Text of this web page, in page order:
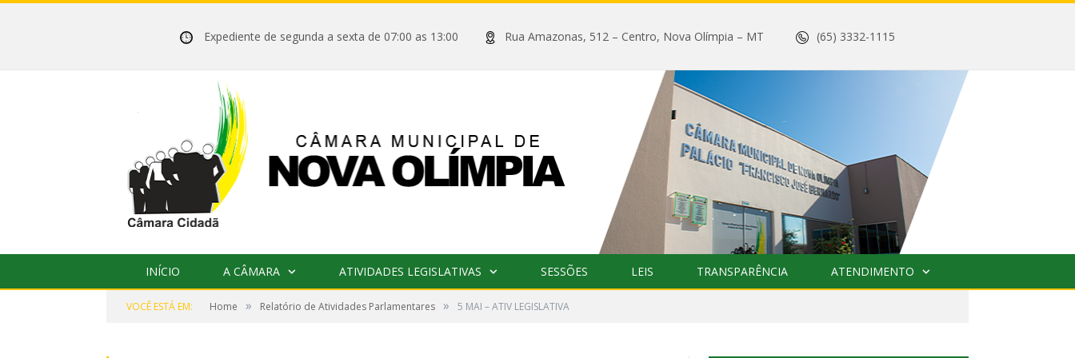
Expediente de segunda a sexta de 07:00 as 13:00 Rua Amazonas, 512 – Centro, Nova Olímpia – MT (65) 3332-1115
INÍCIO A CÂMARA ATIVIDADES LEGISLATIVAS SESSÕES LEIS TRANSPARÊNCIA ATENDIMENTO
VOCÊ ESTÁ EM: Home » Relatório de Atividades Parlamentares » 5 MAI – ATIV LEGISLATIVA